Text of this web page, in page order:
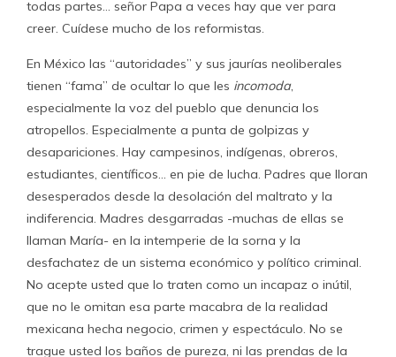
todas partes… señor Papa a veces hay que ver para
creer. Cuídese mucho de los reformistas.
En México las “autoridades” y sus jaurías neoliberales
tienen “fama” de ocultar lo que les incomoda,
especialmente la voz del pueblo que denuncia los
atropellos. Especialmente a punta de golpizas y
desapariciones. Hay campesinos, indígenas, obreros,
estudiantes, científicos… en pie de lucha. Padres que lloran
desesperados desde la desolación del maltrato y la
indiferencia. Madres desgarradas -muchas de ellas se
llaman María- en la intemperie de la sorna y la
desfachatez de un sistema económico y político criminal.
No acepte usted que lo traten como un incapaz o inútil,
que no le omitan esa parte macabra de la realidad
mexicana hecha negocio, crimen y espectáculo. No se
trague usted los baños de pureza, ni las prendas de la